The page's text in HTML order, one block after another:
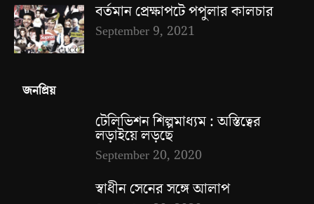
বর্তমান প্রেক্ষাপটে পপুলার কালচার
September 9, 2021
জনপ্রিয়
টেলিভিশন শিল্পমাধ্যম : অস্তিত্বের
লড়াইয়ে লড়ছে
September 20, 2020
স্বাধীন সেনের সঙ্গে আলাপ